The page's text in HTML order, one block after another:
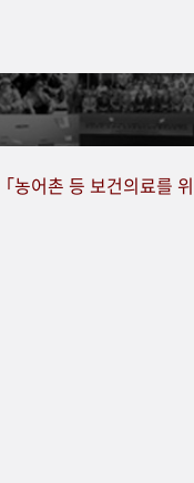
농어촌 등 보건의료를